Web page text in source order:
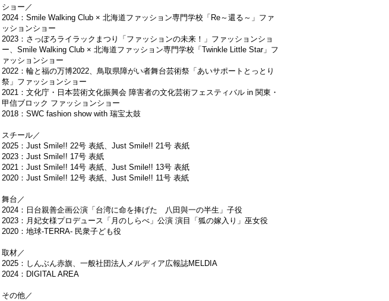
ショー／
2024：Smile Walking Club × 北海道ファッション専門学校「Re～還る～」ファ
ッションショー
2023：さっぽろライラックまつり「ファッションの未来！」ファッションショ
ー、Smile Walking Club × 北海道ファッション専門学校「Twinkle Little Star」フ
ァッションショー
2022：輪と福の万博2022、鳥取県障がい者舞台芸術祭「あいサポートとっとり
祭」ファッションショー
2021：文化庁・日本芸術文化振興会 障害者の文化芸術フェスティバル in 関東・
甲信ブロック ファッションショー
2018：SWC fashion show with 瑞宝太鼓
スチール／
2025：Just Smile!! 22号 表紙、Just Smile!! 21号 表紙
2023：Just Smile!! 17号 表紙
2021：Just Smile!! 14号 表紙、Just Smile!! 13号 表紙
2020：Just Smile!! 12号 表紙、Just Smile!! 11号 表紙
舞台／
2024：日台親善企画公演「台湾に命を捧げた 八田與一の半生」子役
2023：月妃女様プロデュース「月のしらべ」公演 演目「狐の嫁入り」巫女役
2020：地球-TERRA- 民衆子ども役
取材／
2025：しんぶん赤旗、一般社団法人メルディア広報誌MELDIA
2024：DIGITAL AREA
その他／